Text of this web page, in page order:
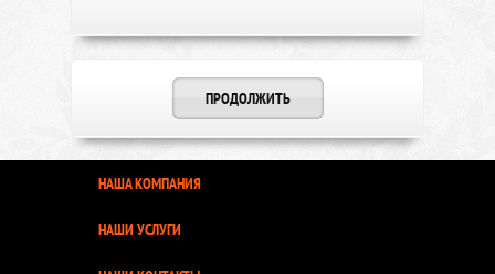
ПРОДОЛЖИТЬ
НАША КОМПАНИЯ
НАШИ УСЛУГИ